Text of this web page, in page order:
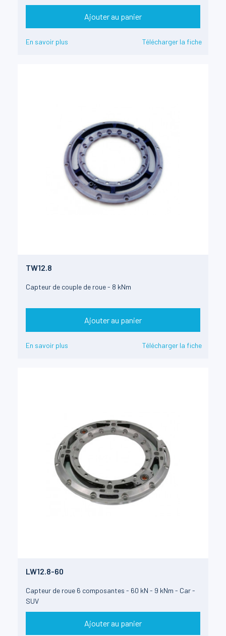
Ajouter au panier
En savoir plus Télécharger la fiche
TW12.8
Capteur de couple de roue - 8 kNm
Ajouter au panier
En savoir plus Télécharger la fiche
LW12.8-60
Capteur de roue 6 composantes - 60 kN - 9 kNm - Car -
SUV
Ajouter au panier